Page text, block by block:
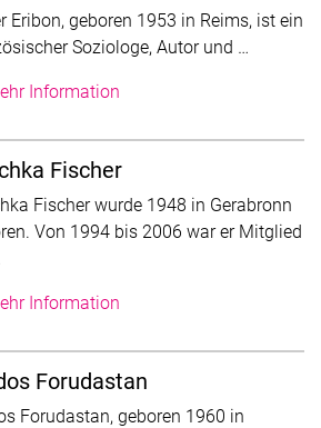
Eribon, geboren 1953 in Reims, ist ein
Soziologe, Autor und …
Information
Fischer
Fischer wurde 1948 in Gerabronn
Von 1994 bis 2006 war er Mitglied
Information
Forudastan
Forudastan, geboren 1960 in